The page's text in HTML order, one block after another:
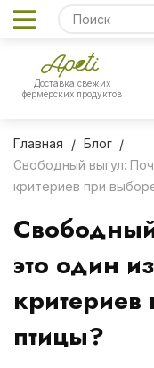
Доставка свежих
фермерских продуктов
Главная
Блог
Свободный выгул:
критериев при
это один
птицы?